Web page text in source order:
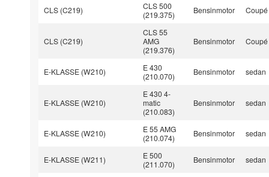
CLS (C219)
CLS 500
(219.375)
Bensinmotor Coupé
CLS (C219)
CLS 55
AMG
(219.376)
Bensinmotor Coupé
E-KLASSE (W210)
E 430
(210.070)
Bensinmotor sedan
E-KLASSE (W210)
E 430 4-
matic
(210.083)
Bensinmotor sedan
E-KLASSE (W210)
E 55 AMG
(210.074)
Bensinmotor sedan
E-KLASSE (W211)
E 500
(211.070)
Bensinmotor sedan